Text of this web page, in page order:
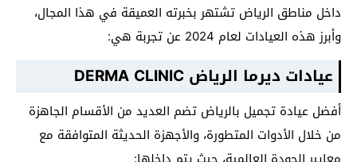
داخل مناطق الرياض تشتهر بخبرته العميقة في هذا المجال،
وأبرز هذه العيادات لعام 2024 عن تجربة هي:
عيادات ديرما الرياض DERMA CLINIC
أفضل عيادة تجميل بالرياض تضم العديد من الأقسام الجاهزة
من خلال الأدوات المتطورة، والأجهزة الحديثة المتوافقة مع